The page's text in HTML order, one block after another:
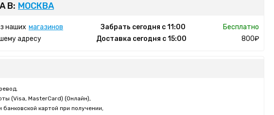
В: МОСКВА
наших магазинов Забрать сегодня с 11:00
Бесплатно
адресу
Доставка сегодня с 15:00 800₽
(Visa, MasterCard) (Онлайн),
картой при получении,